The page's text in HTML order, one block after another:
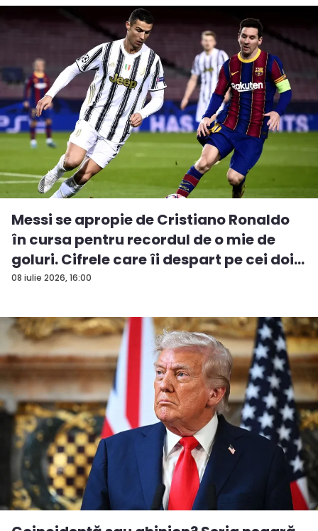
08 iulie 2026, 16:00
Messi se apropie de Cristiano Ronaldo
în cursa pentru recordul de o mie de
goluri. Cifrele care îi despart pe cei doi...